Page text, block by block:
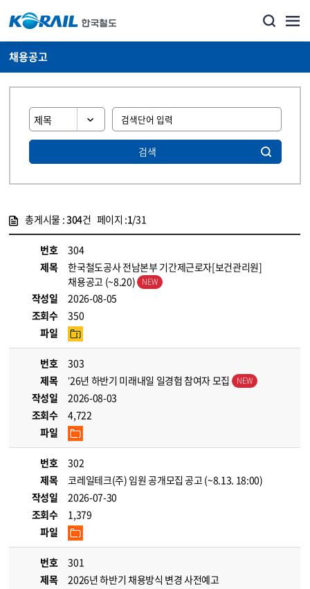
채용공고
검색
총게시물 :304건 페이지 :1/31
번호
304
제목
한국철도공사 전남본부 기간제근로자[보건관리원]
채용공고 (~8.20)
작성일
2026-08-05
조회수
350
파일
번호
303
제목
’26년 하반기 미래내일 일경험 참여자 모집
작성일
2026-08-03
조회수
4,722
파일
번호
302
제목
코레일테크(주) 임원 공개모집 공고 (~8.13. 18:00)
작성일
2026-07-30
조회수
1,379
파일
번호
301
제목
2026년 하반기 채용방식 변경 사전예고